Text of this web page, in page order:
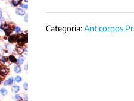
Categoria:Anticorpos